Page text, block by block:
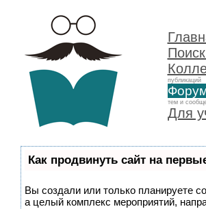
публикаций
тем и
Для
Как продвинуть сайт на
Вы создали или только планируете
а целый комплекс мероприятий,